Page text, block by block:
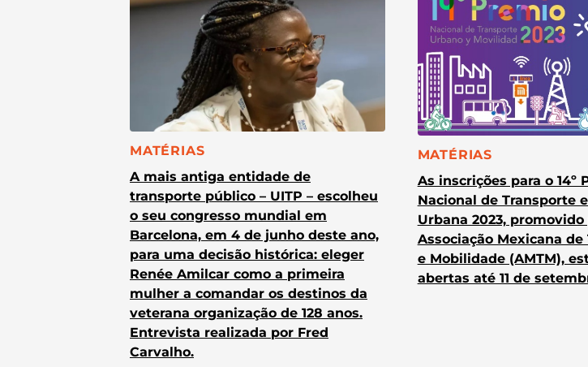
CATEGORIA:
MATÉRIAS
A mais antiga entidade de
transporte público – UITP – escolheu
o seu congresso mundial em
Barcelona, em 4 de junho deste ano,
para uma decisão histórica: eleger
Renée Amilcar como a primeira
mulher a comandar os destinos da
veterana organização de 128 anos.
Entrevista realizada por Fred
Carvalho.
CATEGORIA:
MATÉRIAS
As inscrições para o 14º
Nacional de Transporte
Urbana 2023, promovido
Associação Mexicana
e Mobilidade (AMTM),
abertas até 11 de